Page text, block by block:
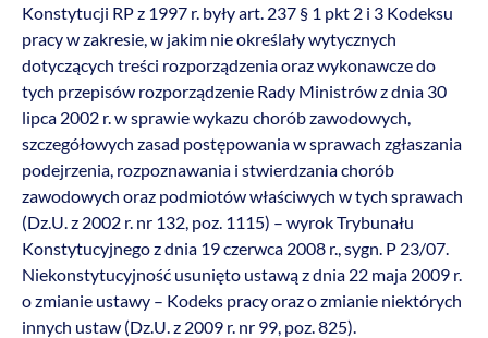
Konstytucji RP z 1997 r. były art. 237 § 1 pkt 2 i 3 Kodeksu
pracy w zakresie, w jakim nie określały wytycznych
dotyczących treści rozporządzenia oraz wykonawcze do
tych przepisów rozporządzenie Rady Ministrów z dnia 30
lipca 2002 r. w sprawie wykazu chorób zawodowych,
szczegółowych zasad postępowania w sprawach zgłaszania
podejrzenia, rozpoznawania i stwierdzania chorób
zawodowych oraz podmiotów właściwych w tych sprawach
(Dz.U. z 2002 r. nr 132, poz. 1115) – wyrok Trybunału
Konstytucyjnego z dnia 19 czerwca 2008 r., sygn. P 23/07.
Niekonstytucyjność usunięto ustawą z dnia 22 maja 2009 r.
o zmianie ustawy – Kodeks pracy oraz o zmianie niektórych
innych ustaw (Dz.U. z 2009 r. nr 99, poz. 825).